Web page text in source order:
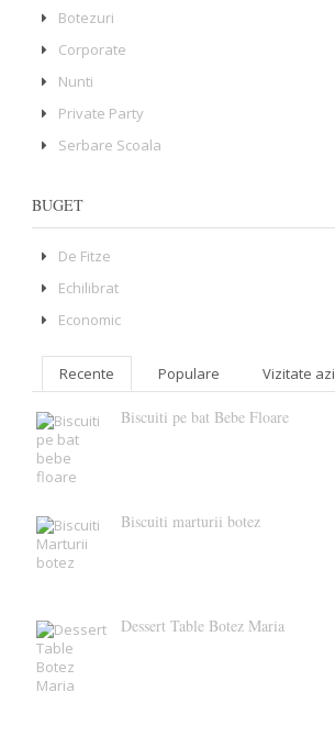
Botezuri
Corporate
Nunti
Private Party
Serbare Scoala
BUGET
De Fitze
Echilibrat
Economic
Recente Populare Vizitate azi
Biscuiti pe bat Bebe Floare
Biscuiti marturii botez
Dessert Table Botez Maria